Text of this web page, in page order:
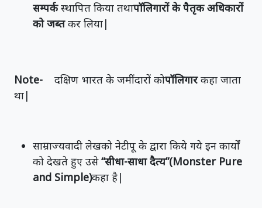
सम्पर्कस्थापित किया तथापॉलिगारों के पैतृक अधिकारों
को जब्तकर लिया|
Note- दक्षिण भारत के जमींदारों कोपॉलिगारकहा जाता
था|
साम्राज्यवादी लेखको नेटीपू के द्वारा किये गये इन कार्यों
को देखते हुए उसे“सीधा-साधा दैत्य”(Monster Pure
and Simple)कहा है|